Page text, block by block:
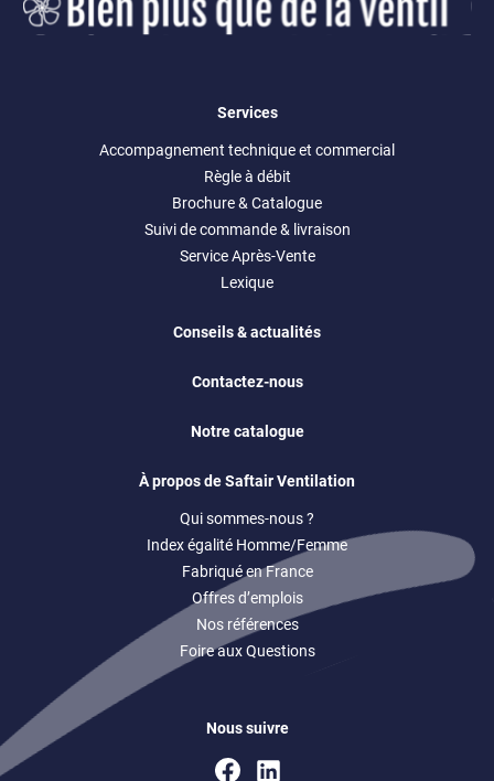
Services
Accompagnement technique et commercial
Règle à débit
Brochure & Catalogue
Suivi de commande & livraison
Service Après-Vente
Lexique
Conseils & actualités
Contactez-nous
Notre catalogue
À propos de Saftair Ventilation
Qui sommes-nous ?
Index égalité Homme/Femme
Fabriqué en France
Offres d’emplois
Nos références
Foire aux Questions
Nous suivre
Facebook